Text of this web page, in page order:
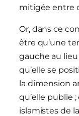
mitigée entre
Or, dans ce
être qu’une
gauche au lieu
qu’elle se
la dimension
qu’elle publie
islamistes de